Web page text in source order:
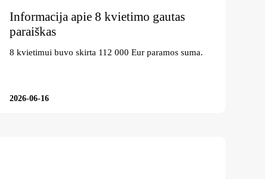
Informacija apie 8 kvietimo gautas
paraiškas
8 kvietimui buvo skirta 112 000 Eur paramos suma.
2026-06-16